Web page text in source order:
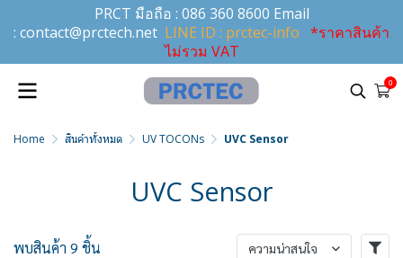
PRCT มือถือ : 086 360 8600 Email
: contact@prctech.net LINE ID : prctec-info *ราคาสินค้า
ไม่รวม VAT
0
Home สินค้าทั้งหมด UV TOCONs UVC Sensor
UVC Sensor
พบสินค้า 9 ชิ้น ความน่าสนใจ